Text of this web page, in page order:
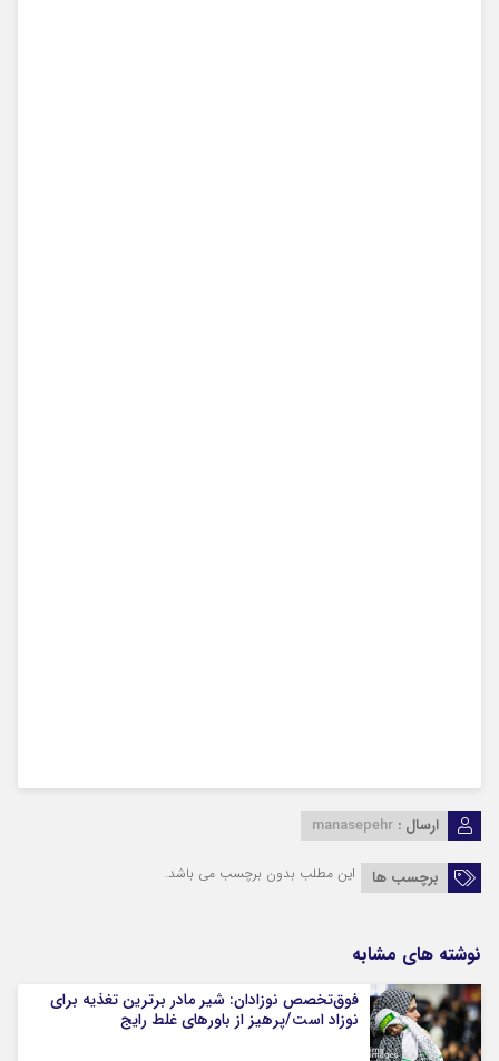
ارسال : manasepehr
برچسب ها این مطلب بدون برچسب می باشد.
نوشته های مشابه
فوق‌تخصص نوزادان: شیر مادر برترین تغذیه برای
نوزاد است/پرهیز از باورهای غلط رایج